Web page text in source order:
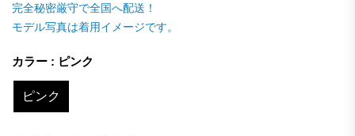
完全秘密厳守で全国へ配送！
モデル写真は着用イメージです。
カラー : ピンク
ピンク